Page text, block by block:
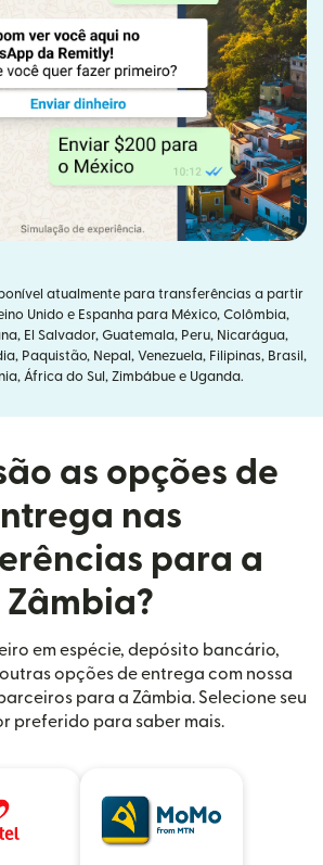
atualmente para transferências a partir
Unido e Espanha para México, Colômbia,
El Salvador, Guatemala, Peru, Nicarágua,
Paquistão, Nepal, Venezuela, Filipinas, Brasil,
África do Sul, Zimbábue e Uganda.
as opções de
nas
para a
Zâmbia?
em espécie, depósito bancário,
opções de entrega com nossa
para a Zâmbia. Selecione seu
preferido para saber mais.